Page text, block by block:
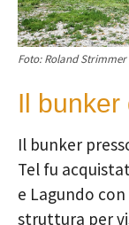
Foto: Roland Strimmer
Il bunker
Il bunker
Tel fu
e Lagundo
struttura per